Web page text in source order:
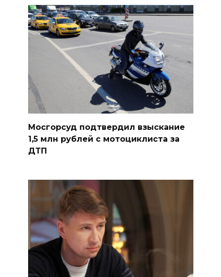
Мосгорсуд подтвердил взыскание
1,5 млн рублей с мотоциклиста за
ДТП